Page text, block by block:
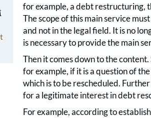
for example, a debt restructuring,
The scope of this main service
and not in the legal field. It is no
is necessary to provide the main
Then it comes down to the
for example, if it is a question of
which is to be rescheduled.
for a legitimate interest in debt
For example, according to